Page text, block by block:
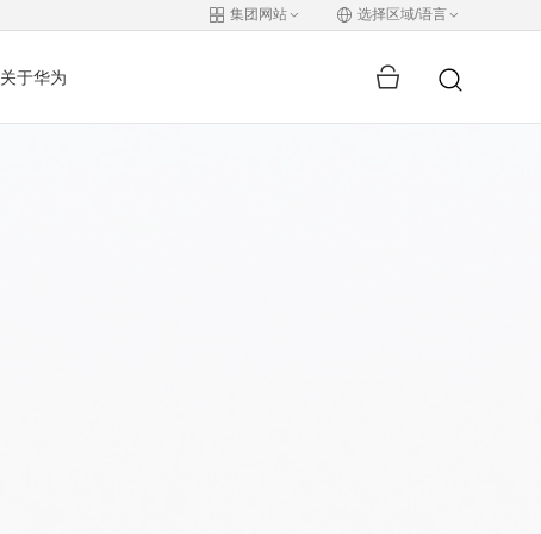
集团网站 选择区域/语言
关于华为